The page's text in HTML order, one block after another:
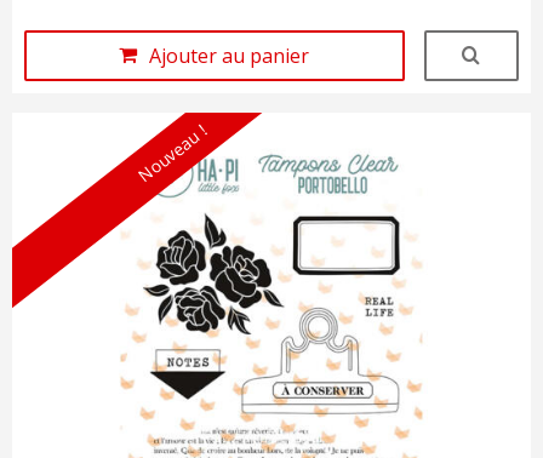
Ajouter au panier
Nouveau !